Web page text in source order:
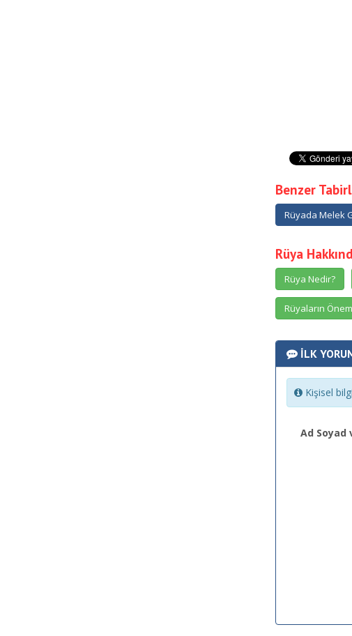
Benzer
Rüyada Melek
Rüya
Rüya Nedir?
Rüyaların
İLK
Kişisel
Ad Soyad